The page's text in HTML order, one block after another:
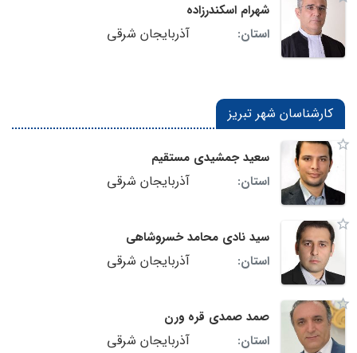
شهرام اسکندرزاده
استان:
آذربایجان شرقی
کارشناسان شهر تبریز
سعید جمشیدی مستقیم
استان:
آذربایجان شرقی
سید نادی محامد خسروشاهی
استان:
آذربایجان شرقی
صمد صمدی قره ورن
استان:
آذربایجان شرقی